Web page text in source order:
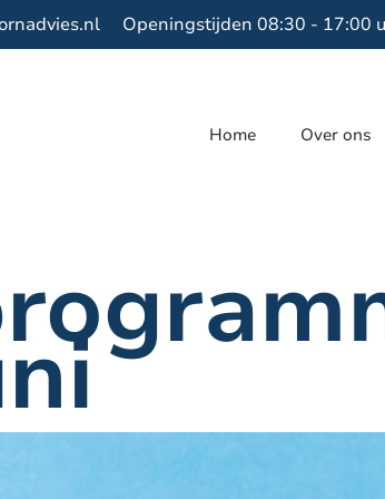
Openingstijden 08:30 - 17:00
Home Over ons